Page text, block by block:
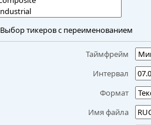
Выбор тикеров с переименованием
Таймфрейм
Интервал
Формат
Имя файла